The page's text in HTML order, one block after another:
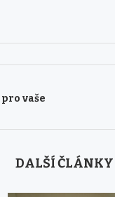
vaše
DALŠÍ